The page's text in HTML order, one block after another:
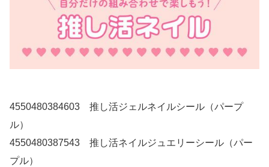
4550480384603 推し活ジェルネイルシール（パープ
ル）
4550480387543 推し活ネイルジュエリーシール（パー
プル）